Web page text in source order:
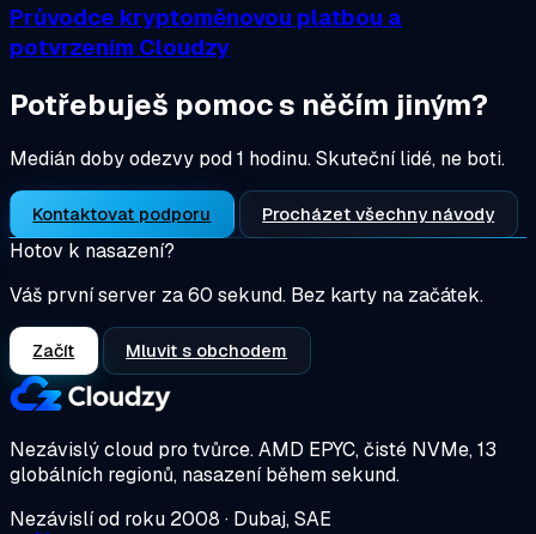
Průvodce kryptoměnovou platbou a
potvrzením Cloudzy
Potřebuješ pomoc s něčím jiným?
Medián doby odezvy pod 1 hodinu. Skuteční lidé, ne boti.
Kontaktovat podporu Procházet všechny návody
Hotov k nasazení?
Váš první server za 60 sekund. Bez karty na začátek.
Začít Mluvit s obchodem
Nezávislý cloud pro tvůrce.AMD EPYC, čisté NVMe, 13
globálních regionů, nasazení během sekund.
Nezávislí od roku 2008 · Dubaj, SAE